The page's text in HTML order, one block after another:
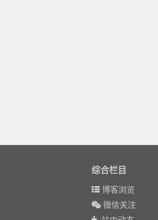
综合栏目
博客浏览
微信关注